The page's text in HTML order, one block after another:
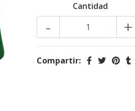
Cantidad
+
-
Compartir: